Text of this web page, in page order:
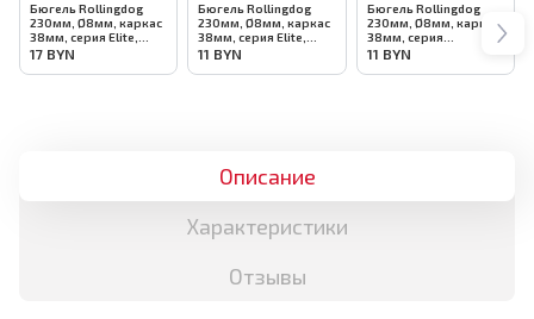
Бюгель Rollingdog
230мм, Ø8мм, каркас
38мм, серия Elite,
арт.30058
17 BYN
Бюгель Rollingdog
230мм, Ø8мм, каркас
38мм, серия Elite,
арт.30103
11 BYN
Бюгель Rollingdog
230мм, Ø8мм, каркас
38мм, серия
Professional,
11 BYN
Описание
Характеристики
Отзывы